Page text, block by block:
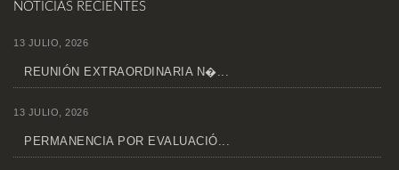
NOTICIAS RECIENTES
13 JULIO, 2026
REUNIÓN EXTRAORDINARIA N�...
13 JULIO, 2026
PERMANENCIA POR EVALUACIÓ...